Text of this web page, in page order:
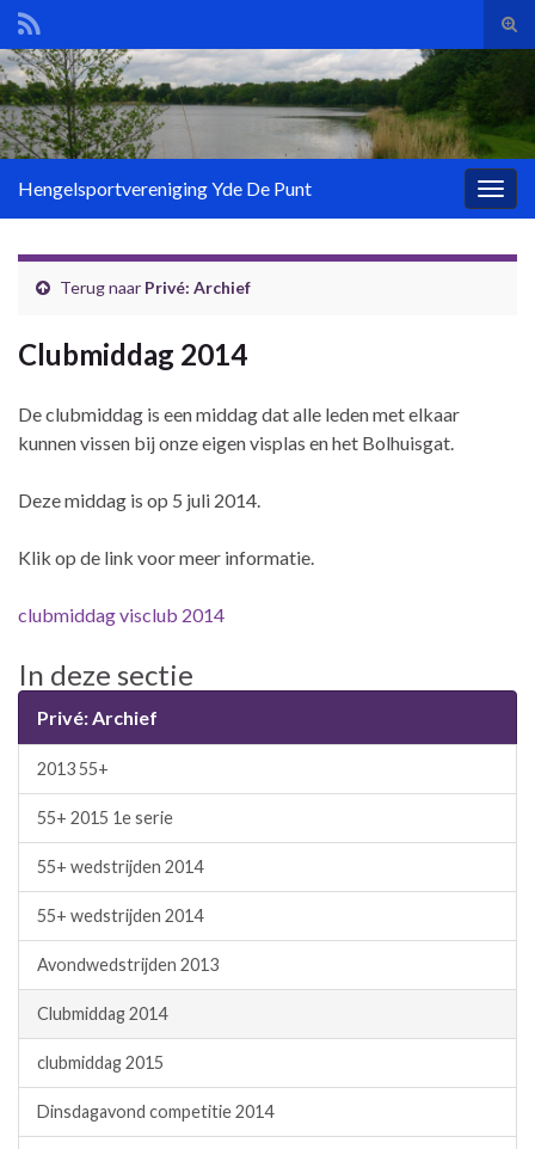
Search for:
Hengelsportvereniging Yde De Punt
Terug naar Privé: Archief
Clubmiddag 2014
De clubmiddag is een middag dat alle leden met elkaar
kunnen vissen bij onze eigen visplas en het Bolhuisgat.
Deze middag is op 5 juli 2014.
Klik op de link voor meer informatie.
clubmiddag visclub 2014
In deze sectie
Privé: Archief
2013 55+
55+ 2015 1e serie
55+ wedstrijden 2014
55+ wedstrijden 2014
Avondwedstrijden 2013
Clubmiddag 2014
clubmiddag 2015
Dinsdagavond competitie 2014